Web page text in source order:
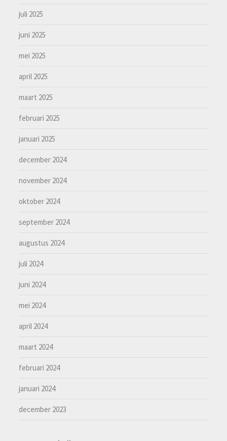
juli 2025
juni 2025
mei 2025
april 2025
maart 2025
februari 2025
januari 2025
december 2024
november 2024
oktober 2024
september 2024
augustus 2024
juli 2024
juni 2024
mei 2024
april 2024
maart 2024
februari 2024
januari 2024
december 2023